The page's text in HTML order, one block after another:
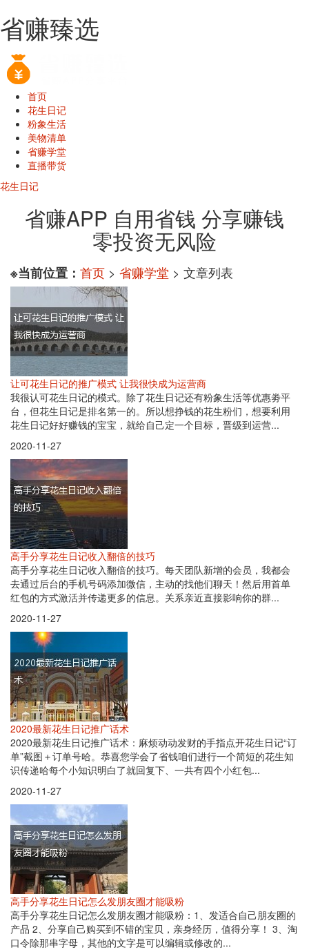
省赚臻选
首页
花生日记
粉象生活
美物清单
省赚学堂
直播带货
花生日记
省赚APP 自用省钱 分享赚钱
零投资无风险
※当前位置： 首页 > 省赚学堂 > 文章列表
让可花生日记的推广模式 让我很快成为运营商
我很认可花生日记的模式。除了花生日记还有粉象生活等优惠劵平
台，但花生日记是排名第一的。所以想挣钱的花生粉们，想要利用
花生日记好好赚钱的宝宝，就给自己定一个目标，晋级到运营...
2020-11-27
高手分享花生日记收入翻倍的技巧
高手分享花生日记收入翻倍的技巧。每天团队新增的会员，我都会
去通过后台的手机号码添加微信，主动的找他们聊天！然后用首单
红包的方式激活并传递更多的信息。关系亲近直接影响你的群...
2020-11-27
2020最新花生日记推广话术
2020最新花生日记推广话术：麻烦动动发财的手指点开花生日记“订
单”截图＋订单号哈。恭喜您学会了省钱咱们进行一个简短的花生知
识传递哈每个小知识明白了就回复下、一共有四个小红包...
2020-11-27
高手分享花生日记怎么发朋友圈才能吸粉
高手分享花生日记怎么发朋友圈才能吸粉：1、发适合自己朋友圈的
产品 2、分享自己购买到不错的宝贝，亲身经历，值得分享！ 3、淘
口令除那串字母，其他的文字是可以编辑或修改的...